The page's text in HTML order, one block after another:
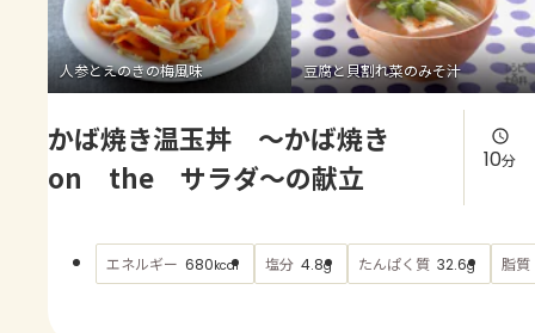
よくあるお問い合わせ
お買い物
AJINOMOTO PARK とは
人参とえのきの梅風味 豆腐と貝割れ菜のみそ汁
かば焼き温玉丼 ～かば焼き
on the サラダ～の献立
10分
エネルギー 680kcal 塩分 4.8g たんぱく質 32.6g 脂質